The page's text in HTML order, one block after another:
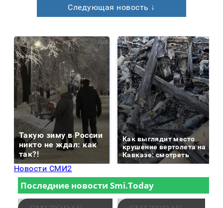
Следующая новость ↓
Такую зиму в России
никто не ждал: как
так?!
Как выглядит место
крушение вертолета на
Кавказе: смотреть
Новости СМИ2